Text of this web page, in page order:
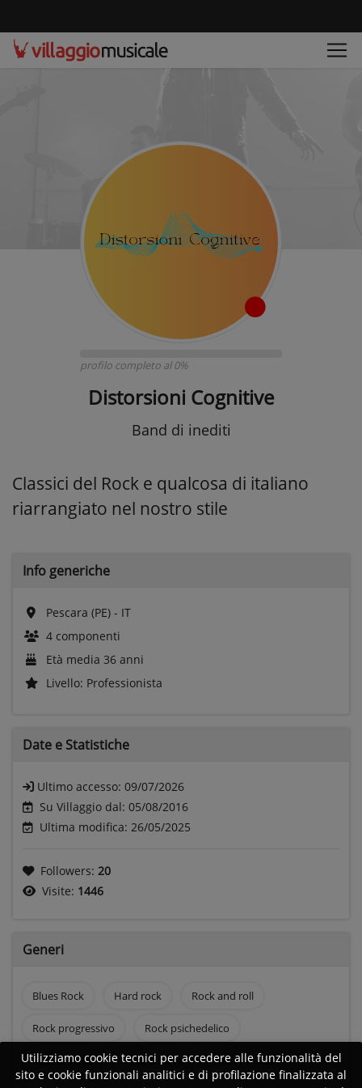
profilo completo al 0%
Distorsioni Cognitive
Band di inediti
Classici del Rock e qualcosa di italiano
riarrangiato nel nostro stile
Info generiche
Pescara (PE) - IT
4 componenti
Età media 36 anni
Livello: Professionista
Date e Statistiche
Ultimo accesso: 09/07/2026
Su Villaggio dal: 05/08/2016
Ultima modifica: 26/05/2025
Followers: 20
Visite: 1446
Generi
Blues Rock Hard rock Rock and roll
Rock progressivo Rock psichedelico
Rock anni 60 Rock anni 70 Heavy metal
Utilizziamo cookie tecnici per accedere alle funzionalità del
sito e cookie funzionali analitici e di profilazione finalizzata al